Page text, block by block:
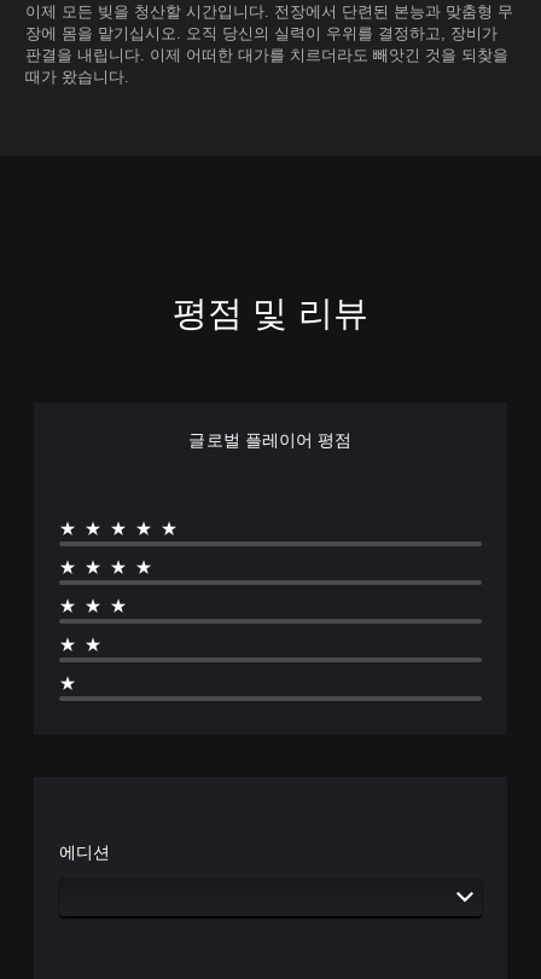
이제 모든 빚을 청산할 시간입니다. 전장에서 단련된 본능과 맞춤형 무
장에 몸을 맡기십시오. 오직 당신의 실력이 우위를 결정하고, 장비가
판결을 내립니다. 이제 어떠한 대가를 치르더라도 빼앗긴 것을 되찾을
때가 왔습니다.
평점 및 리뷰
글로벌 플레이어 평점
★★★★★
★★★★
★★★
★★
★
에디션